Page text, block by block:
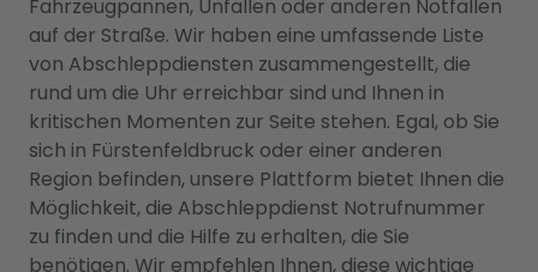
Fahrzeugpannen, Unfällen oder anderen Notfällen
auf der Straße. Wir haben eine umfassende Liste
von Abschleppdiensten zusammengestellt, die
rund um die Uhr erreichbar sind und Ihnen in
kritischen Momenten zur Seite stehen. Egal, ob Sie
sich in Fürstenfeldbruck oder einer anderen
Region befinden, unsere Plattform bietet Ihnen die
Möglichkeit, die Abschleppdienst Notrufnummer
zu finden und die Hilfe zu erhalten, die Sie
benötigen. Wir empfehlen Ihnen, diese wichtige